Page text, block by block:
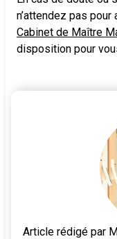
n’attendez pas
Cabinet de Maître
disposition pour
Article rédigé par